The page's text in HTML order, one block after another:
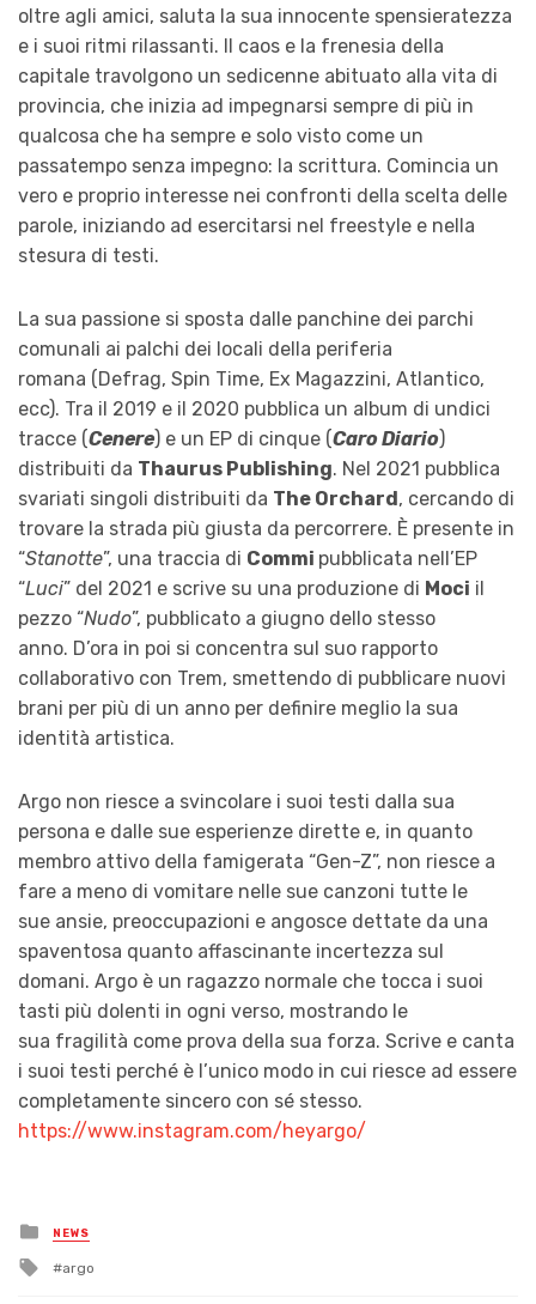
oltre agli amici, saluta la sua innocente spensieratezza
e i suoi ritmi rilassanti. Il caos e la frenesia della
capitale travolgono un sedicenne abituato alla vita di
provincia, che inizia ad impegnarsi sempre di più in
qualcosa che ha sempre e solo visto come un
passatempo senza impegno: la scrittura. Comincia un
vero e proprio interesse nei confronti della scelta delle
parole, iniziando ad esercitarsi nel freestyle e nella
stesura di testi.
La sua passione si sposta dalle panchine dei parchi
comunali ai palchi dei locali della periferia
romana (Defrag, Spin Time, Ex Magazzini, Atlantico,
ecc). Tra il 2019 e il 2020 pubblica un album di undici
tracce (Cenere) e un EP di cinque (Caro Diario)
distribuiti da Thaurus Publishing. Nel 2021 pubblica
svariati singoli distribuiti da The Orchard , cercando di
trovare la strada più giusta da percorrere. È presente in
“Stanotte”, una traccia di Commi pubblicata nell’EP
“Luci” del 2021 e scrive su una produzione di Moci il
pezzo “Nudo”, pubblicato a giugno dello stesso
anno. D’ora in poi si concentra sul suo rapporto
collaborativo con Trem, smettendo di pubblicare nuovi
brani per più di un anno per definire meglio la sua
identità artistica.
Argo non riesce a svincolare i suoi testi dalla sua
persona e dalle sue esperienze dirette e, in quanto
membro attivo della famigerata “Gen-Z”, non riesce a
fare a meno di vomitare nelle sue canzoni tutte le
sue ansie, preoccupazioni e angosce dettate da una
spaventosa quanto affascinante incertezza sul
domani. Argo è un ragazzo normale che tocca i suoi
tasti più dolenti in ogni verso, mostrando le
sua fragilità come prova della sua forza. Scrive e canta
i suoi testi perché è l’unico modo in cui riesce ad essere
completamente sincero con sé stesso.
https://www.instagram.com/heyargo/
Posted
in
NEWS
Tagged
argo